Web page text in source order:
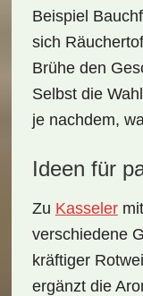
Beispiel
sich
Brühe den
Selbst die
je nachdem,
Ideen für
Zu Kasseler
verschiedene
kräftiger
ergänzt die